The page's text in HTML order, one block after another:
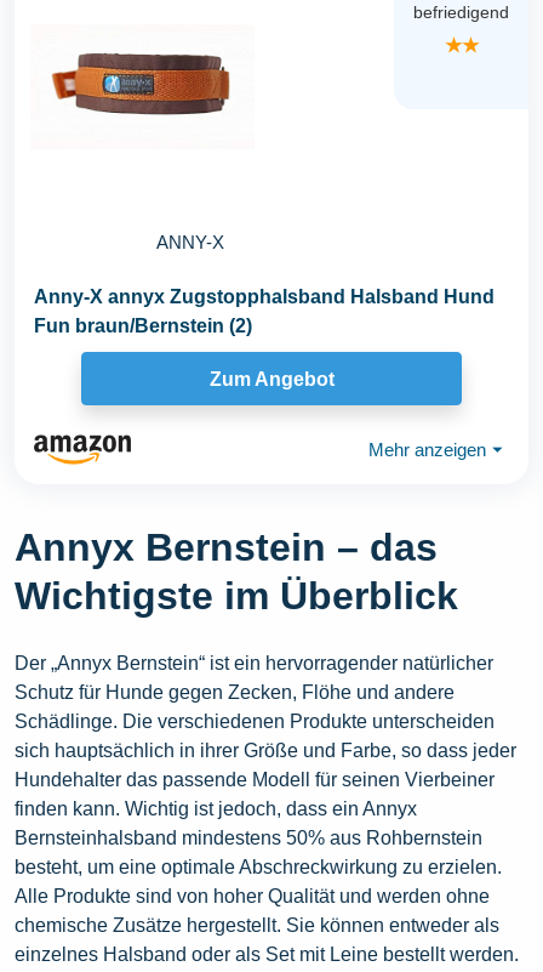
ANNY-X
befriedigend
★★
Anny-X annyx Zugstopphalsband Halsband Hund
Fun braun/Bernstein (2)
Zum Angebot
Mehr anzeigen ⏷
Annyx Bernstein – das
Wichtigste im Überblick
Der „Annyx Bernstein“ ist ein hervorragender natürlicher
Schutz für Hunde gegen Zecken, Flöhe und andere
Schädlinge. Die verschiedenen Produkte unterscheiden
sich hauptsächlich in ihrer Größe und Farbe, so dass jeder
Hundehalter das passende Modell für seinen Vierbeiner
finden kann. Wichtig ist jedoch, dass ein Annyx
Bernsteinhalsband mindestens 50% aus Rohbernstein
besteht, um eine optimale Abschreckwirkung zu erzielen.
Alle Produkte sind von hoher Qualität und werden ohne
chemische Zusätze hergestellt. Sie können entweder als
einzelnes Halsband oder als Set mit Leine bestellt werden.